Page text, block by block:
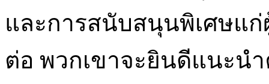
และการสนับสนุนพิเศษแ
ต่อ พวกเขาจะยินดีแนะ